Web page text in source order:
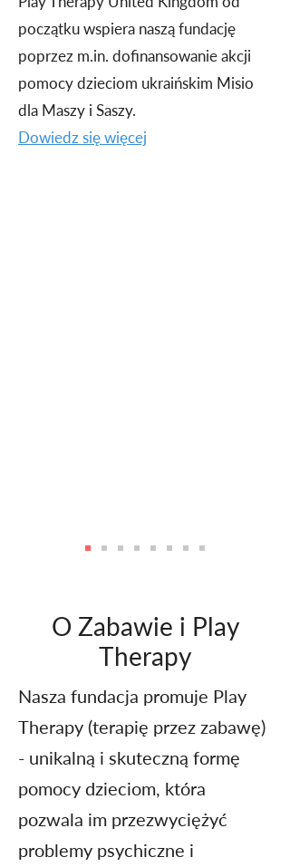
początku wspiera naszą fundację
poprzez m.in. dofinansowanie akcji
pomocy dzieciom ukraińskim Misio
dla Maszy i Saszy.
Dowiedz się więcej
O Zabawie i Play
Therapy
Nasza fundacja promuje Play
Therapy (terapię przez zabawę)
- unikalną i skuteczną formę
pomocy dzieciom, która
pozwala im przezwyciężyć
problemy psychiczne i